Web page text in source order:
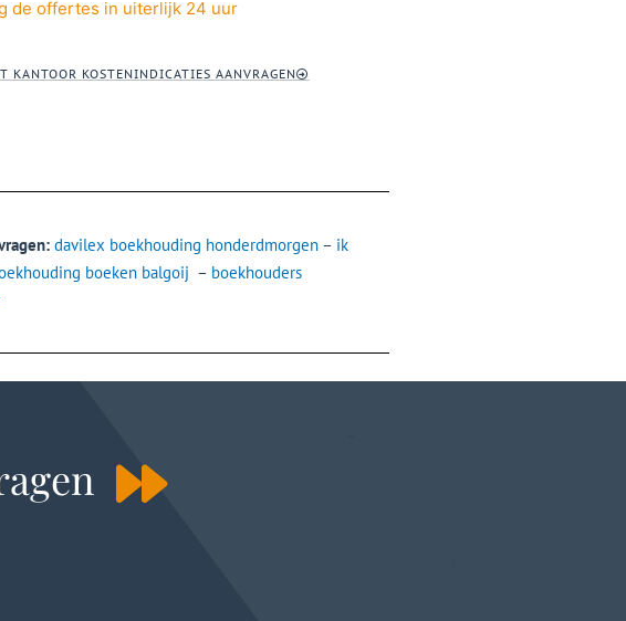
de offertes in uiterlijk 24 uur
KANTOOR KOSTENINDICATIES AANVRAGEN
davilex boekhouding honderdmorgen – ik
boeken balgoij – boekhouders